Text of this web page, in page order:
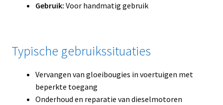
Gebruik: Voor handmatig gebruik
Typische gebruikssituaties
Vervangen van gloeibougies in voertuigen met
beperkte toegang
Onderhoud en reparatie van dieselmotoren